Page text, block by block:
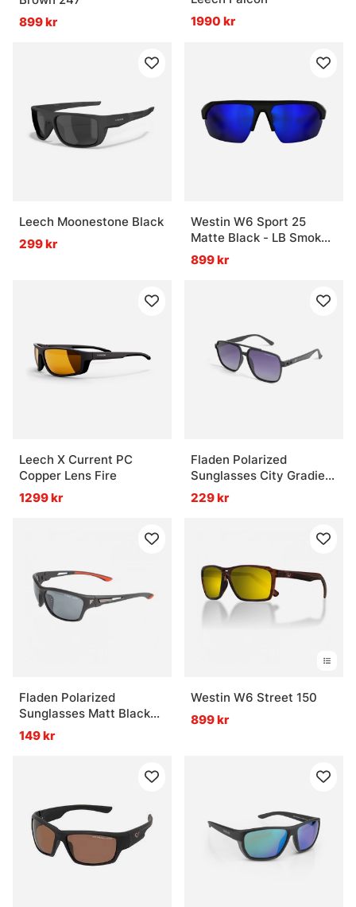
899 kr
1990 kr
Leech Moonestone Black
299 kr
Westin W6 Sport 25
Matte Black - LB Smoke
LM Blue AR Blue
899 kr
Leech X Current PC
Copper Lens Fire
1299 kr
Fladen Polarized
Sunglasses City Gradient
black
229 kr
Fladen Polarized
Sunglasses Matt Black
Red Grey Lens
149 kr
Westin W6 Street 150
899 kr